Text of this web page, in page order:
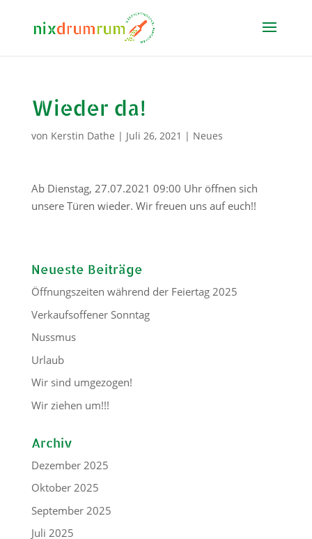
Wieder da!
von Kerstin Dathe | Juli 26, 2021 | Neues
Ab Dienstag, 27.07.2021 09:00 Uhr öffnen sich
unsere Türen wieder. Wir freuen uns auf euch!!
Neueste Beiträge
Öffnungszeiten während der Feiertag 2025
Verkaufsoffener Sonntag
Nussmus
Urlaub
Wir sind umgezogen!
Wir ziehen um!!!
Archiv
Dezember 2025
Oktober 2025
September 2025
Juli 2025